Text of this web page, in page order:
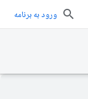
ورود به برنامه